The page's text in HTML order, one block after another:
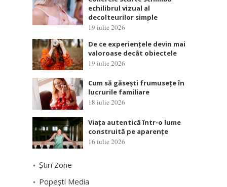
echilibrul vizual al
decolteurilor simple
19 iulie 2026
De ce experiențele devin mai
valoroase decât obiectele
19 iulie 2026
Cum să găsești frumusețe în
lucrurile familiare
18 iulie 2026
Viața autentică într-o lume
construită pe aparențe
16 iulie 2026
Știri Zone
Popești Media